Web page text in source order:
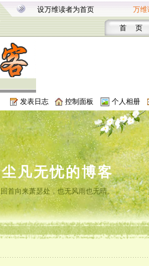
设万维读者为首页 万维
首 页
发表日志 控制面板 个人相册
尘凡无忧的博客
回首向来萧瑟处，也无风雨也无晴。